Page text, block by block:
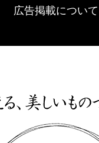
広告掲載について